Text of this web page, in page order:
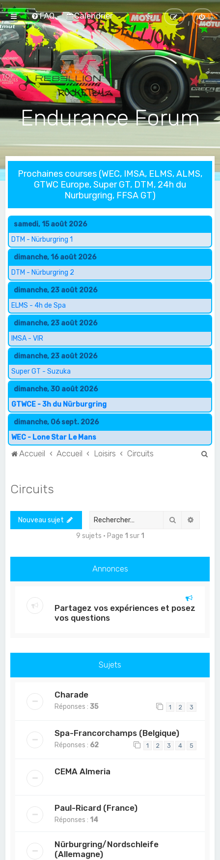
FAQ Calendrier
Endurance Forum
Prochaines courses (WEC, IMSA, ELMS, ALMS,
GTWC Europe, Super GT, DTM, 24h du
Nurburgring, FFSA GT)
samedi, 15 août 2026
DTM - Nürburgring 1
dimanche, 16 août 2026
DTM - Nürburgring 2
dimanche, 23 août 2026
ELMS - 4h de Spa
dimanche, 23 août 2026
IMSA - VIR
dimanche, 23 août 2026
Super GT - Suzuka
dimanche, 30 août 2026
GTWCE - 3h du Nürburgring
dimanche, 06 sept. 2026
WEC - Lone Star Le Mans
Accueil Accueil Loisirs Circuits
Circuits
Nouveau sujet Rechercher
9 sujets • Page 1 sur 1
Annonces
Partagez vos expériences et posez
vos questions
Sujets
Charade
Réponses :35 1 2 3
Spa-Francorchamps (Belgique)
Réponses : 62 1 2 3 4 5
CEMA Almeria
Paul-Ricard (France)
Réponses : 14
Nürburgring/Nordschleife
(Allemagne)